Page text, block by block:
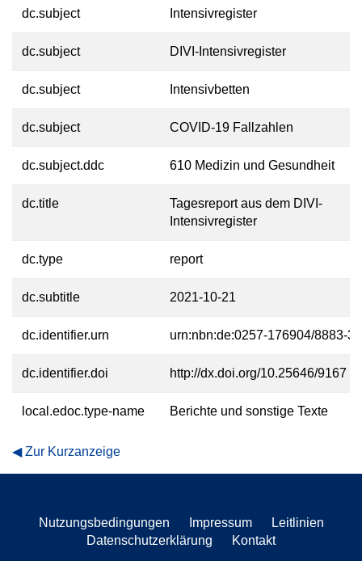
dc.subject Intensivregister
dc.subject DIVI-Intensivregister
dc.subject Intensivbetten
dc.subject COVID-19 Fallzahlen
dc.subject.ddc 610 Medizin und Gesundheit
dc.title
Tagesreport aus dem DIVI-
Intensivregister
dc.type report
dc.subtitle 2021-10-21
dc.identifier.urn urn:nbn:de:0257-176904/8883-3
dc.identifier.doi http://dx.doi.org/10.25646/9167
local.edoc.type-name Berichte und sonstige Texte
Zur Kurzanzeige
Nutzungsbedingungen Impressum
Leitlinien
Datenschutzerklärung
Kontakt